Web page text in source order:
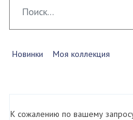
Новинки Моя коллекция
К сожалению по вашему